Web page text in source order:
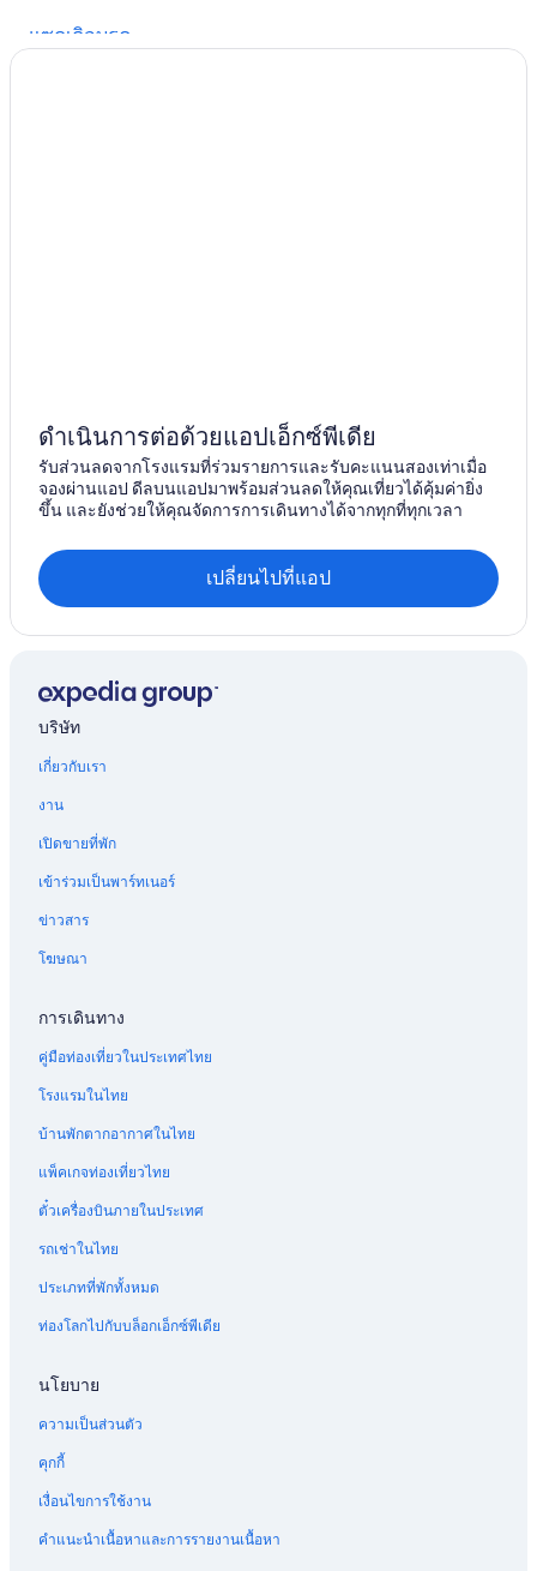
แซดเดิลบรูค
ดำเนินการต่อด้วยแอปเอ็กซ์พีเดีย
รับส่วนลดจากโรงแรมที่ร่วมรายการและรับคะแนนสองเท่าเมื่อ
จองผ่านแอป ดีลบนแอปมาพร้อมส่วนลดให้คุณเที่ยวได้คุ้มค่ายิ่ง
ขึ้น และยังช่วยให้คุณจัดการการเดินทางได้จากทุกที่ทุกเวลา
เปลี่ยนไปที่แอป
บริษัท
เกี่ยวกับเรา
งาน
เปิดขายที่พัก
เข้าร่วมเป็นพาร์ทเนอร์
ข่าวสาร
โฆษณา
การเดินทาง
คู่มือท่องเที่ยวในประเทศไทย
โรงแรมในไทย
บ้านพักตากอากาศในไทย
แพ็คเกจท่องเที่ยวไทย
ตั๋วเครื่องบินภายในประเทศ
รถเช่าในไทย
ประเภทที่พักทั้งหมด
ท่องโลกไปกับบล็อกเอ็กซ์พีเดีย
นโยบาย
ความเป็นส่วนตัว
คุกกี้
เงื่อนไขการใช้งาน
คำแนะนำเนื้อหาและการรายงานเนื้อหา